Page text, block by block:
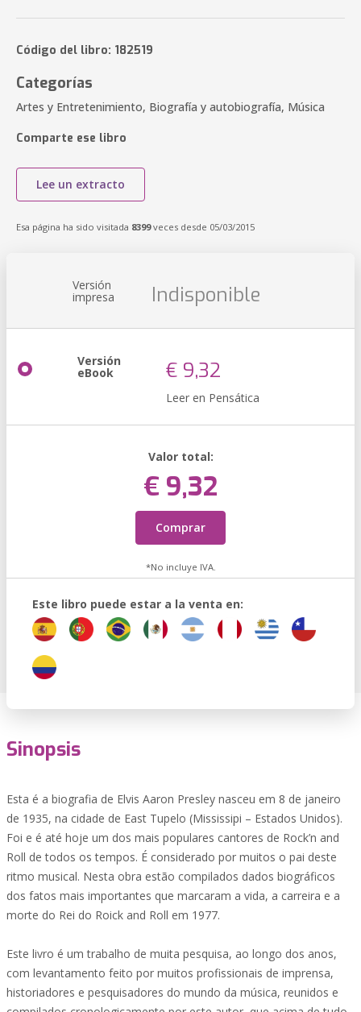
Código del libro: 182519
Categorías
Artes y Entretenimiento, Biografía y autobiografía, Música
Comparte ese libro
Lee un extracto
Esa página ha sido visitada 8399veces desde 05/03/2015
Versión
impresa Indisponible
Versión
eBook € 9,32
Leer en Pensática
Valor total:
€ 9,32
Comprar
*No incluye IVA.
Este libro puede estar a la venta en:
Sinopsis
Esta é a biografia de Elvis Aaron Presley nasceu em 8 de janeiro
de 1935, na cidade de East Tupelo (Mississipi – Estados Unidos).
Foi e é até hoje um dos mais populares cantores de Rock’n and
Roll de todos os tempos. É considerado por muitos o pai deste
ritmo musical. Nesta obra estão compilados dados biográficos
dos fatos mais importantes que marcaram a vida, a carreira e a
morte do Rei do Roick and Roll em 1977.
Este livro é um trabalho de muita pesquisa, ao longo dos anos,
com levantamento feito por muitos profissionais de imprensa,
historiadores e pesquisadores do mundo da música, reunidos e